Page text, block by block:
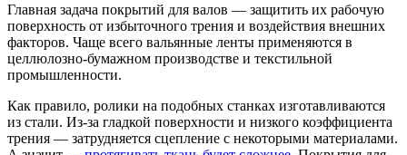
Главная задача покрытий для валов — защитить их рабочую
поверхность от избыточного трения и воздействия внешних
факторов. Чаще всего вальянные ленты применяются в
целлюлозно-бумажном производстве и текстильной
промышленности.
Как правило, ролики на подобных станках изготавливаются
из стали. Из-за гладкой поверхности и низкого коэффициента
трения — затрудняется сцепление с некоторыми материалами.